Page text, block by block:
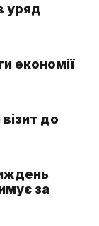
уряд
економії
до
за